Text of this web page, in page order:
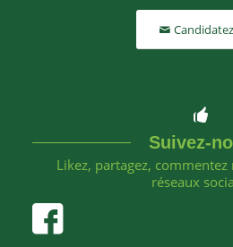
Suivez-
Likez, partagez,
réseaux